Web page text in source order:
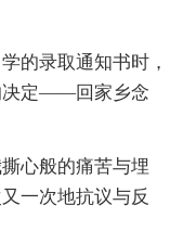
的录取通知书时，
决定――回家乡念
心般的痛苦与埋
一次地抗议与反